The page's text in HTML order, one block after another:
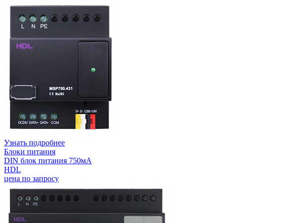
Узнать подробнее
Блоки питания
DIN блок питания 750мА
HDL
цена по запросу